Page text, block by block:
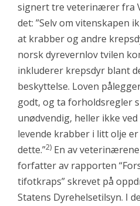
signert tre veterinærer fra
det: ”Selv om vitenskapen
at krabber og andre
norsk dyrevernlov tvilen
inkluderer krepsdyr blant
beskyttelse. Loven
godt, og ta forholdsregler
unødvendig, heller ikke ved
levende krabber i litt olje
dette.”2) En av
forfatter av rapporten
tifotkraps” skrevet på
Statens Dyrehelsetilsyn. I